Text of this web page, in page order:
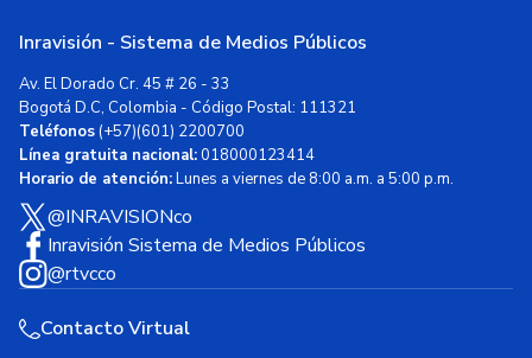
Inravisión - Sistema de Medios Públicos
Av. El Dorado Cr. 45 # 26 - 33
Bogotá D.C, Colombia - Código Postal: 111321
Teléfonos(+57)(601) 2200700
Línea gratuita nacional:018000123414
Horario de atención:Lunes a viernes de 8:00 a.m. a 5:00 p.m.
@INRAVISIONco
Inravisión Sistema de Medios Públicos
@rtvcco
Contacto Virtual